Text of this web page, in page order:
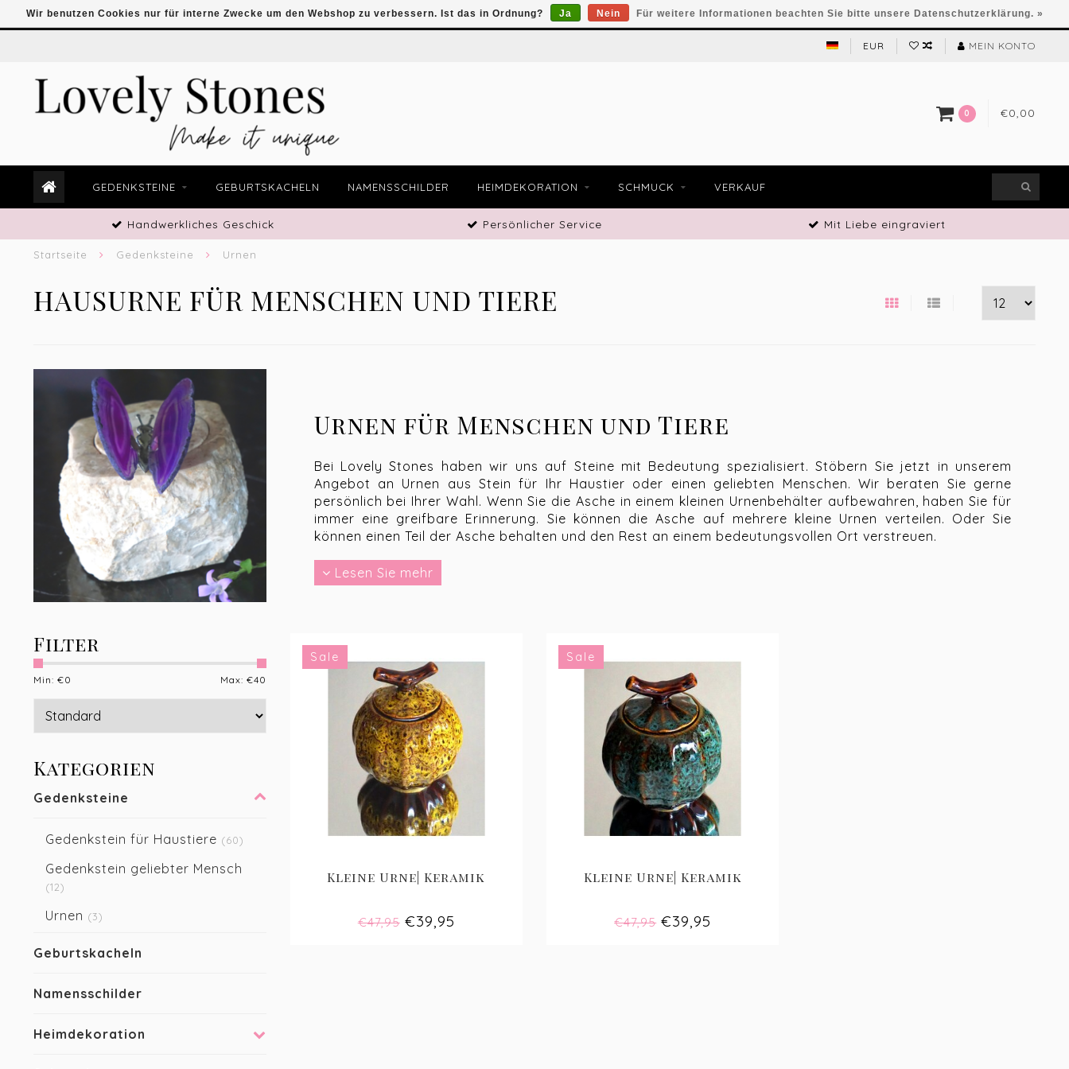
EUR MEIN KONTO
0 €0,00
GEDENKSTEINE GEBURTSKACHELN NAMENSSCHILDER HEIMDEKORATION SCHMUCK VERKAUF
Handwerkliches Geschick Persönlicher Service Mit Liebe eingraviert
Startseite Gedenksteine Urnen
HAUSURNE FÜR MENSCHEN UND TIERE
Urnen für Menschen und Tiere
Bei Lovely Stones haben wir uns auf Steine mit Bedeutung spezialisiert. Stöbern Sie jetzt in unserem
Angebot an Urnen aus Stein für Ihr Haustier oder einen geliebten Menschen. Wir beraten Sie gerne
persönlich bei Ihrer Wahl. Wenn Sie die Asche in einem kleinen Urnenbehälter aufbewahren, haben Sie für
immer eine greifbare Erinnerung. Sie können die Asche auf mehrere kleine Urnen verteilen. Oder Sie
können einen Teil der Asche behalten und den Rest an einem bedeutungsvollen Ort verstreuen.
Persönliche Urne für Hund oder Katze
moderne Urnen für Ihr Zuhause online bestellen. Die Aufbewahrung der Asche kann Ihnen helfen, zu
trauern und sich von Ihrem Haustier zu verabschieden. Sie können die Urne für Hund und Katze in einer
Gedenkstätte aufstellen oder sie zur Beisetzung der Asche in der Erde verwenden. Um sie zu etwas ganz
Besonderem zu machen, können Sie eine Gravur, einen Text oder ein Gedicht hinzufügen lassen. In die
Urne passt eine symbolische Menge Asche, die Sie als bleibende Erinnerung an Ihr Haustier aufbewahren
können. So können Sie z. B. einen Teil der Asche behalten und den Rest verstreuen.
Holzurne für Zuhause
Wir bieten kleine Urnen aus verschiedenen Materialien an. Unsere Akazienholzurne eignet sich perfekt als
letztes Andenken für das Zuhause. Akazie ist eine Hartholzart und stammt aus umweltfreundlichen
Maserung und Farbmarkierungen aus. Sie können die Edelsteinachatscheibe oben auf der Urne mit
Steinurne für den Außenbereich
Lesen Sie mehr
Filter
Min: €0 Max: €40
Kategorien
Gedenksteine
Gedenkstein für Haustiere (60)
Gedenkstein geliebter Mensch
(12)
Urnen (3)
Geburtskacheln
Namensschilder
Heimdekoration
Sale
Kleine Urne| Keramik
€47,95€39,95
Sale
Kleine Urne| Keramik
€47,95€39,95
Wir benutzen Cookies nur für interne Zwecke um den Webshop zu verbessern. Ist das in Ordnung? Ja Nein Für weitere Informationen beachten Sie bitte unsere Datenschutzerklärung. »